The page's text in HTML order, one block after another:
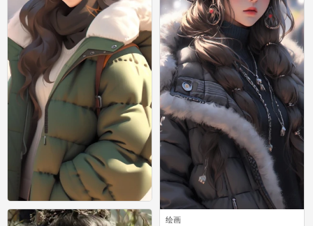
绘画 绘画